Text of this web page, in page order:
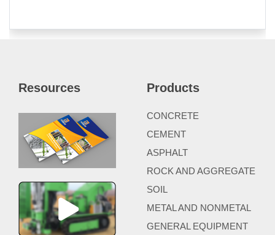
Resources Products
CONCRETE
CEMENT
ASPHALT
ROCK AND AGGREGATE
SOIL
METAL AND NONMETAL
GENERAL EQUIPMENT